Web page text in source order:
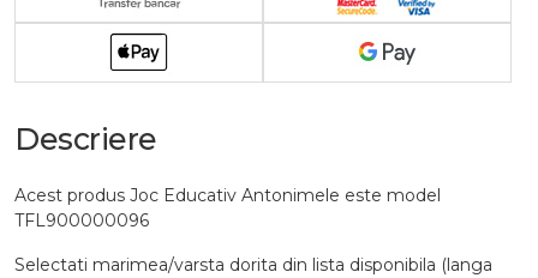
Descriere
Acest produs Joc Educativ Antonimele este model
TFL900000096
Selectati marimea/varsta dorita din lista disponibila (langa